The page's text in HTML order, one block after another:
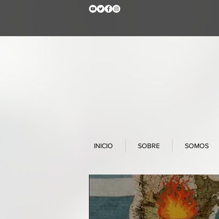
INICIO SOBRE SOMOS